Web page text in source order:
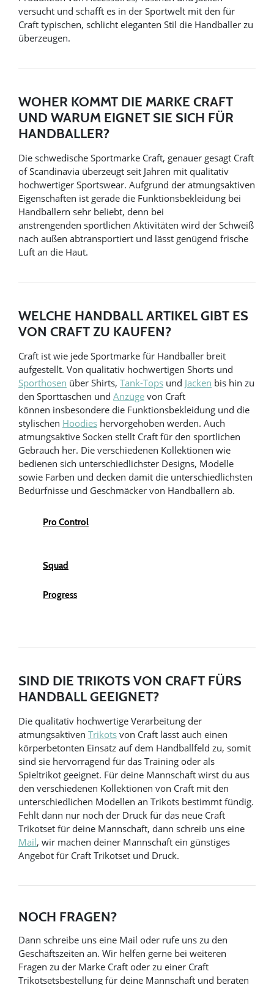
versucht und schafft es in der Sportwelt mit den für
Craft typischen, schlicht eleganten Stil die Handballer zu
überzeugen.
WOHER KOMMT DIE MARKE CRAFT
UND WARUM EIGNET SIE SICH FÜR
HANDBALLER?
Die schwedische Sportmarke Craft, genauer gesagt Craft
of Scandinavia überzeugt seit Jahren mit qualitativ
hochwertiger Sportswear. Aufgrund der atmungsaktiven
Eigenschaften ist gerade die Funktionsbekleidung bei
Handballern sehr beliebt, denn bei
anstrengenden sportlichen Aktivitäten wird der Schweiß
nach außen abtransportiert und lässt genügend frische
Luft an die Haut.
WELCHE HANDBALL ARTIKEL GIBT ES
VON CRAFT ZU KAUFEN?
Craft ist wie jede Sportmarke für Handballer breit
aufgestellt. Von qualitativ hochwertigen Shorts und
Sporthosen über Shirts, Tank-Tops und Jacken bis hin zu
den Sporttaschen und Anzüge von Craft
können insbesondere die Funktionsbekleidung und die
stylischen Hoodies hervorgehoben werden. Auch
atmungsaktive Socken stellt Craft für den sportlichen
Gebrauch her. Die verschiedenen Kollektionen wie
bedienen sich unterschiedlichster Designs, Modelle
sowie Farben und decken damit die unterschiedlichsten
Bedürfnisse und Geschmäcker von Handballern ab.
Pro Control
Squad
Progress
SIND DIE TRIKOTS VON CRAFT FÜRS
HANDBALL GEEIGNET?
Die qualitativ hochwertige Verarbeitung der
atmungsaktiven Trikots von Craft lässt auch einen
körperbetonten Einsatz auf dem Handballfeld zu, somit
sind sie hervorragend für das Training oder als
Spieltrikot geeignet. Für deine Mannschaft wirst du aus
den verschiedenen Kollektionen von Craft mit den
unterschiedlichen Modellen an Trikots bestimmt fündig.
Fehlt dann nur noch der Druck für das neue Craft
Trikotset für deine Mannschaft, dann schreib uns eine
Mail, wir machen deiner Mannschaft ein günstiges
Angebot für Craft Trikotset und Druck.
NOCH FRAGEN?
Dann schreibe uns eine Mail oder rufe uns zu den
Geschäftszeiten an. Wir helfen gerne bei weiteren
Fragen zu der Marke Craft oder zu einer Craft
Trikotsetsbestellung für deine Mannschaft und beraten